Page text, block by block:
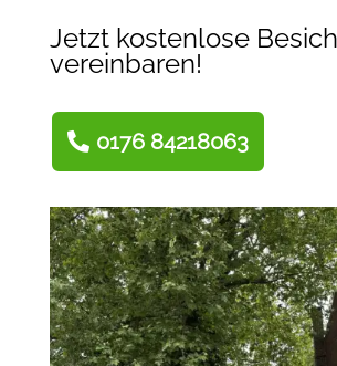
Jetzt kostenlose
vereinbaren!
0176 84218063